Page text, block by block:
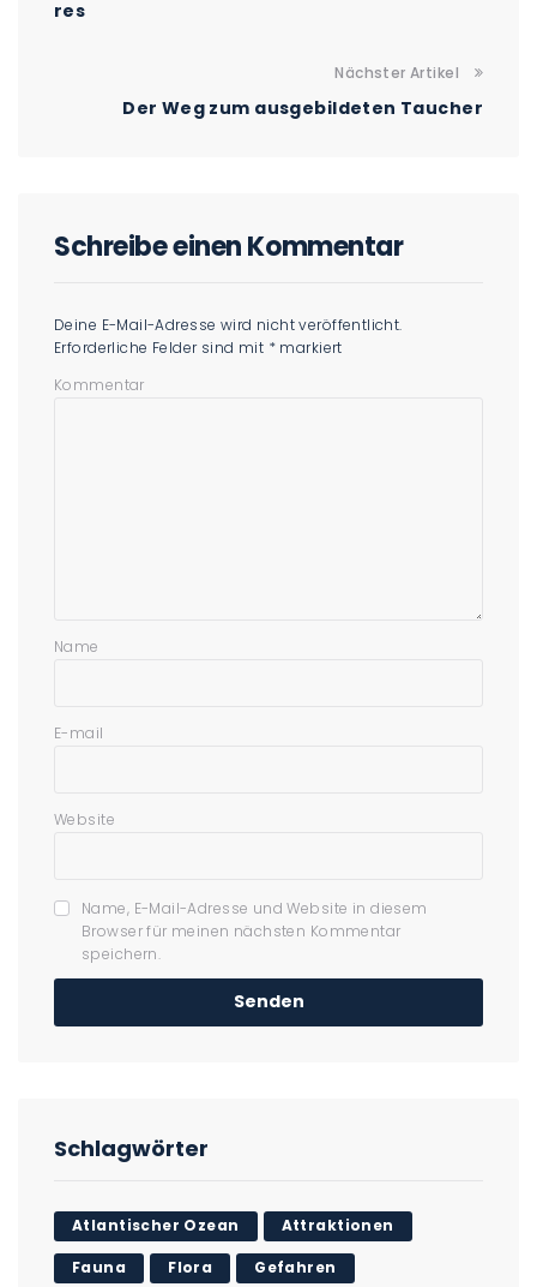
res
Nächster Artikel
Der Weg zum ausgebildeten Taucher
Schreibe einen Kommentar
Deine E-Mail-Adresse wird nicht veröffentlicht.
Erforderliche Felder sind mit * markiert
Kommentar
Name
E-mail
Website
Name, E-Mail-Adresse und Website in diesem
Browser für meinen nächsten Kommentar
speichern.
Schlagwörter
Atlantischer Ozean Attraktionen
Fauna Flora Gefahren